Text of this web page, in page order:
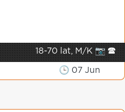
18-70 lat, M/K 📷 🕿
🕒 07 Jun